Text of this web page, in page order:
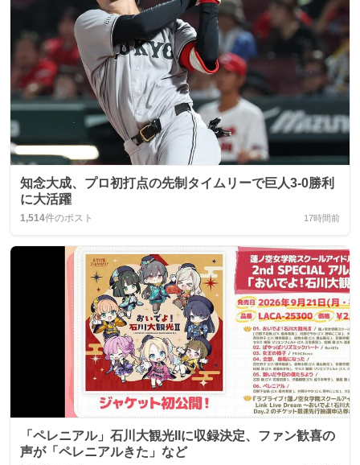
知念大成、プロ初打点の先制タイムリーで巨人3-0勝利
に大活躍
1,514件のポスト 17時間前
「ペレニアル」石川大観光IIに収録決定、ファン歓喜の
声が「ペレニアルきた」など